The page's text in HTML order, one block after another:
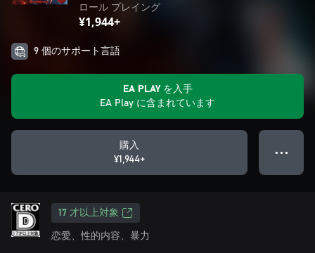
ロール プレイング
¥1,944+
9 個のサポート言語
EA PLAY を入手
EA Play に含まれています
購入
¥1,944+
● ● ●
17 才以上対象
恋愛、性的内容、暴力